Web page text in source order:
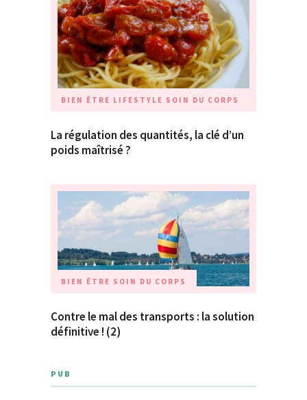
BIEN ÊTRE LIFESTYLE SOIN DU CORPS
La régulation des quantités, la clé d’un
poids maîtrisé ?
BIEN ÊTRE SOIN DU CORPS
Contre le mal des transports : la solution
définitive ! (2)
PUB